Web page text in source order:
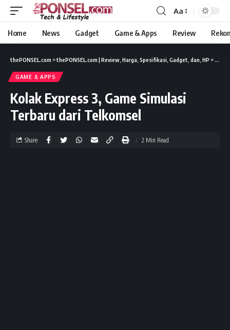
Aa
Home News Gadget Game & Apps Review
thePONSEL.com >thePONSEL.com | Review, Harga, Spesifikasi, Gadget, dan, HP >
GAME & APPS
Kolak Express 3, Game Simulasi
Terbaru dari Telkomsel
Share 2 Min Read